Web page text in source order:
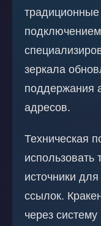
зеркала
поддержания
адресов.
Техническая
использовать
источники
ссылок.
через